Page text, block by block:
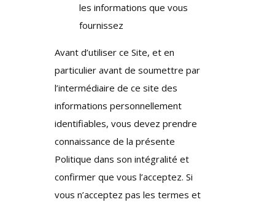
les informations que vous
fournissez
Avant d’utiliser ce Site, et en
particulier avant de soumettre par
l’intermédiaire de ce site des
informations personnellement
identifiables, vous devez prendre
connaissance de la présente
Politique dans son intégralité et
confirmer que vous l’acceptez. Si
vous n’acceptez pas les termes et